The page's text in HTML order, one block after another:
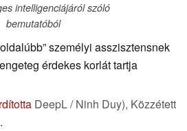
intelligenciájáról szóló
bemutatóból
személyi asszisztensnek
érdekes korlát tartja
DeepL / Ninh Duy), Közzétett